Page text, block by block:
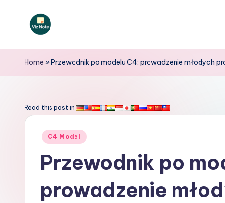
V
iz
o
Home »Przewodnik po modelu C4: prowadzenie młodych
Read this post in:
Posted
C4 Model
Przewodnik po
prowadzenie